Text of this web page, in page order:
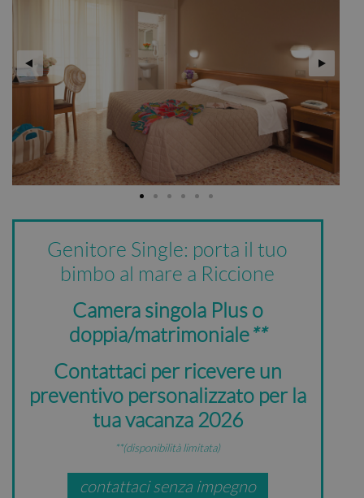
Genitore Single: porta il tuo
bimbo al mare a Riccione
Camera singola Plus o
doppia/matrimoniale**
Contattaci per ricevere un
preventivo personalizzato per la
tua vacanza 2026
**(disponibilità limitata)
contattaci senza impegno